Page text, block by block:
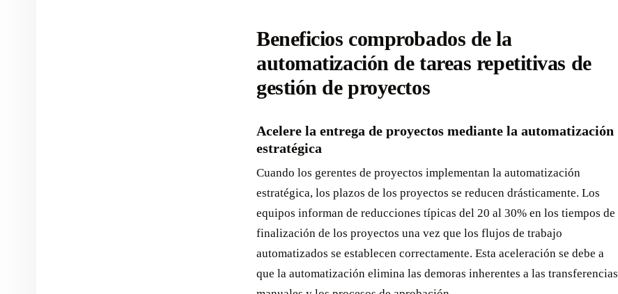
Beneficios comprobados de la
automatización de tareas repetitivas de
gestión de proyectos
Acelere la entrega de proyectos mediante la automatización
estratégica
Cuando los gerentes de proyectos implementan la automatización
estratégica, los plazos de los proyectos se reducen drásticamente. Los
equipos informan de reducciones típicas del 20 al 30% en los tiempos de
finalización de los proyectos una vez que los flujos de trabajo
automatizados se establecen correctamente. Esta aceleración se debe a
que la automatización elimina las demoras inherentes a las transferencias